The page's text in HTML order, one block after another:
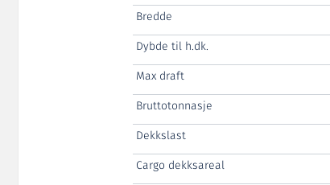
Bredde
Dybde til h.dk.
Max draft
Bruttotonnasje
Dekkslast
Cargo dekksareal